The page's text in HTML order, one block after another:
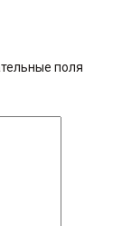
поля